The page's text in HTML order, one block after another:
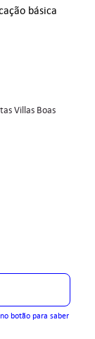
básica
Villas Boas
botão para saber